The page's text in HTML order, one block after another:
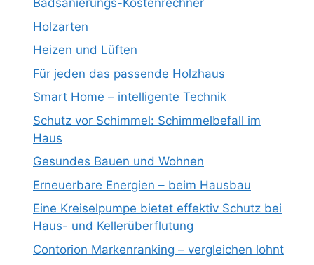
Badsanierungs-Kostenrechner
Holzarten
Heizen und Lüften
Für jeden das passende Holzhaus
Smart Home – intelligente Technik
Schutz vor Schimmel: Schimmelbefall im
Haus
Gesundes Bauen und Wohnen
Erneuerbare Energien – beim Hausbau
Eine Kreiselpumpe bietet effektiv Schutz bei
Haus- und Kellerüberflutung
Contorion Markenranking – vergleichen lohnt